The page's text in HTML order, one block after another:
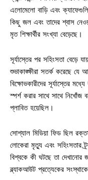
এলোমেলো বাড়ি এবং
কিছু জল এবং তাদের শ্বাস
মৃত শিক্ষার্থীর সংখ্যা বেড়েছে।
সূর্যাস্তের পর সহিংসতা বেড়ে
শুভাকাঙ্ক্ষীরা সতর্ক করেছে যে
বিক্ষোভকারীদের সূর্যাস্তের
স্পর্শ করার সাথে সাথে নিখোঁজ
প্লাবিত হয়েছিল।
সোশ্যাল মিডিয়া ফিড ছিল
লোকেরা মৃত্যু এবং সহিংসতার
বিশ্বকে কী ঘটছে তা দেখানোর
ব্ল্যাকআউট প্রত্যেকের